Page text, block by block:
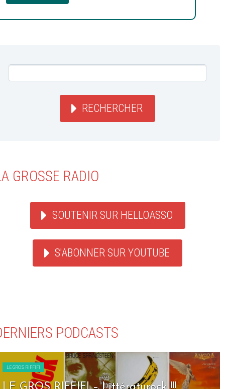
RECHERCHER
GROSSE RADIO
SOUTENIR SUR HELLOASSO
S'ABONNER SUR YOUTUBE
PODCASTS
LE GROS RIFFIFI